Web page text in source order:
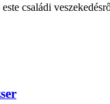
családi